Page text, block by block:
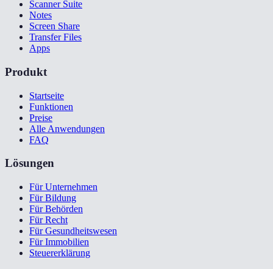
Scanner Suite
Notes
Screen Share
Transfer Files
Apps
Produkt
Startseite
Funktionen
Preise
Alle Anwendungen
FAQ
Lösungen
Für Unternehmen
Für Bildung
Für Behörden
Für Recht
Für Gesundheitswesen
Für Immobilien
Steuererklärung